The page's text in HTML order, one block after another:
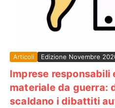
Articoli Edizione Novembre
Imprese responsabili
materiale da guerra:
scaldano i dibattiti